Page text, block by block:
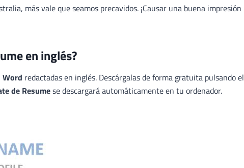
más vale que seamos precavidos. ¡Causar una buena impresión
en inglés?
Word redactadas en inglés. Descárgalas de forma gratuita pulsando el
de Resumese descargará automáticamente en tu ordenador.